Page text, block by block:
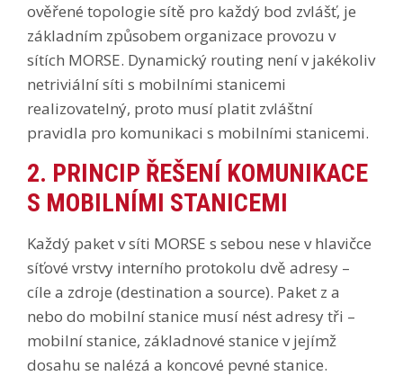
ověřené topologie sítě pro každý bod zvlášť, je
základním způsobem organizace provozu v
sítích MORSE. Dynamický routing není v jakékoliv
netriviální síti s mobilními stanicemi
realizovatelný, proto musí platit zvláštní
pravidla pro komunikaci s mobilními stanicemi.
2. PRINCIP ŘEŠENÍ KOMUNIKACE
S MOBILNÍMI STANICEMI
Každý paket v síti MORSE s sebou nese v hlavičce
síťové vrstvy interního protokolu dvě adresy –
cíle a zdroje (destination a source). Paket z a
nebo do mobilní stanice musí nést adresy tři –
mobilní stanice, základnové stanice v jejímž
dosahu se nalézá a koncové pevné stanice.